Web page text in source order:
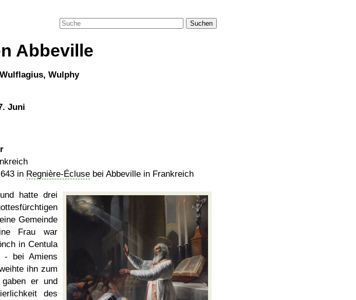
Suchen
Abbeville
Wulphy
Juni
in Regnière-Écluse bei Abbeville in Frankreich
hatte drei
Gemeinde
Frau war
in Centula
bei Amiens
ihn zum
er und
des